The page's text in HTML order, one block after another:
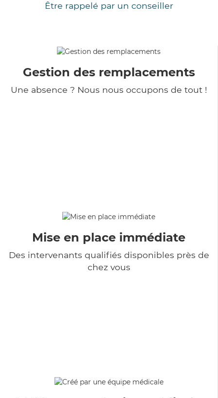
Être rappelé par un conseiller
Gestion des remplacements
Une absence ? Nous nous occupons de tout !
Mise en place immédiate
Des intervenants qualifiés disponibles près de
chez vous